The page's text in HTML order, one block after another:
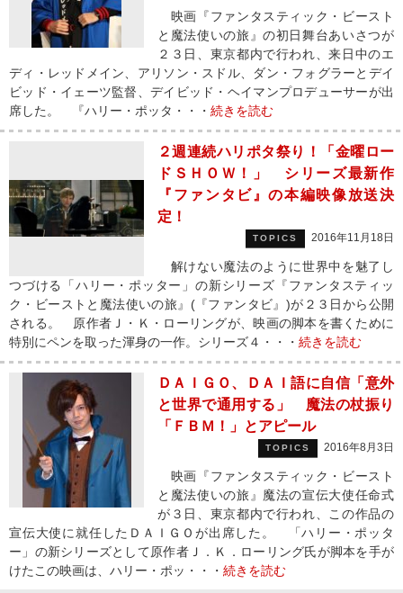
映画『ファンタスティック・ビースト
と魔法使いの旅』の初日舞台あいさつが
２３日、東京都内で行われ、来日中のエ
ディ・レッドメイン、アリソン・スドル、ダン・フォグラーとデイ
ビッド・イェーツ監督、デイビッド・ヘイマンプロデューサーが出
席した。 『ハリー・ポッタ・・・ 続きを読む
２週連続ハリポタ祭り！「金曜ロー
ドＳＨＯＷ！」 シリーズ最新作
『ファンタビ』の本編映像放送決
定！
TOPICS 2016年11月18日
解けない魔法のように世界中を魅了し
つづける「ハリー・ポッター」の新シリーズ『ファンタスティッ
ク・ビーストと魔法使いの旅』(『ファンタビ』)が２３日から公開
される。 原作者Ｊ・Ｋ・ローリングが、映画の脚本を書くために
特別にペンを取った渾身の一作。シリーズ４・・・ 続きを読む
ＤＡＩＧＯ、ＤＡＩ語に自信「意外
と世界で通用する」 魔法の杖振り
「ＦＢＭ！」とアピール
TOPICS 2016年8月3日
映画『ファンタスティック・ビースト
と魔法使いの旅』魔法の宣伝大使任命式
が３日、東京都内で行われ、この作品の
宣伝大使に就任したＤＡＩＧＯが出席した。 「ハリー・ポッタ
ー」の新シリーズとして原作者Ｊ．Ｋ．ローリング氏が脚本を手が
けたこの映画は、ハリー・ポッ・・・ 続きを読む